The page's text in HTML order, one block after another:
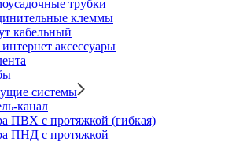
трубки
клеммы
кабельный
аксессуары
системы
канал
ПВХ с протяжкой (гибкая)
ПНД с протяжкой